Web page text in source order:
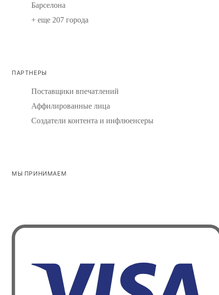
Барселона
+ еще 207 города
ПАРТНЕРЫ
Поставщики впечатлений
Аффилированные лица
Создатели контента и инфлюенсеры
МЫ ПРИНИМАЕМ